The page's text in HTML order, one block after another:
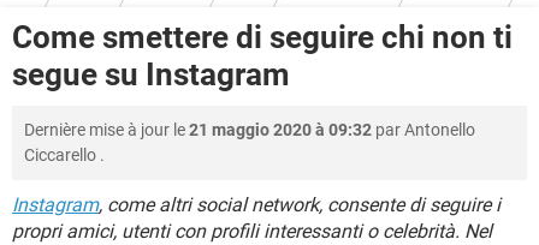
iOS WINDOWS 10
INSTAGRAM
HARDWARE
COVID-19
INTRATTENIMENTO ANDROID
INSTAGRAM WHATSAPP
HARDWARE
DOWNLOAD
COVID-19
iOS
INSTAGRAM WHATSAPP
TIKTOK FACEBOOK
FORUM
COVID-19 GAMING
iOS WINDOWS 10
GLOSSARIO
COVID-19 GAMING
INTRATTENIMENTO ANDROID
Come smettere di seguire chi non ti
segue su Instagram
Dernière mise à jour le21 maggio 2020 à 09:32 parAntonello
Ciccarello .
Instagram, come altri social network, consente di seguire i
propri amici, utenti con profili interessanti o celebrità. Nel